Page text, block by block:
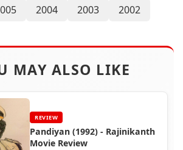
2004 2003 2002
MAY ALSO LIKE
REVIEW
Pandiyan (1992) - Rajinikanth
Movie Review